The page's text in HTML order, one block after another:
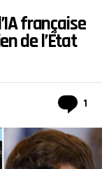
française
de l’État
1